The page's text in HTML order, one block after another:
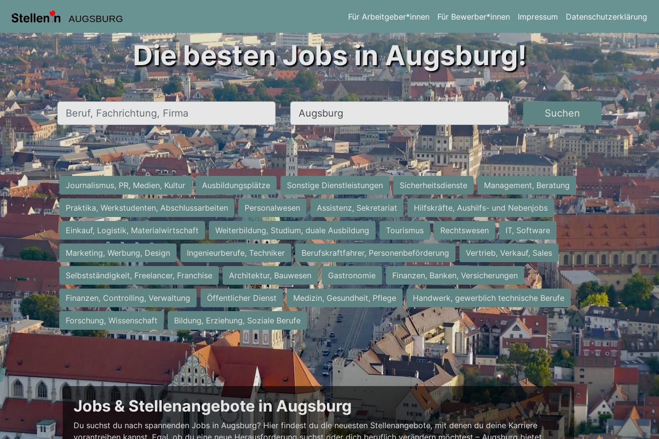
AUGSBURG Für Arbeitgeber*innen Für Bewerber*innen Impressum Datenschutzerklärung
Die besten Jobs in Augsburg!
Beruf, Fachrichtung, Firma Ort, Stadt Suchen
Journalismus, PR, Medien, Kultur Ausbildungsplätze Sonstige Dienstleistungen Sicherheitsdienste Management, Beratung
Praktika, Werkstudenten, Abschlussarbeiten Personalwesen Assistenz, Sekretariat Hilfskräfte, Aushilfs- und Nebenjobs
Einkauf, Logistik, Materialwirtschaft Weiterbildung, Studium, duale Ausbildung Tourismus Rechtswesen IT, Software
Marketing, Werbung, Design Ingenieurberufe, Techniker Berufskraftfahrer, Personenbeförderung Vertrieb, Verkauf, Sales
Selbstständigkeit, Freelancer, Franchise Architektur, Bauwesen Gastronomie Finanzen, Banken, Versicherungen
Finanzen, Controlling, Verwaltung Öffentlicher Dienst Medizin, Gesundheit, Pflege Handwerk, gewerblich technische Berufe
Forschung, Wissenschaft Bildung, Erziehung, Soziale Berufe
Jobs & Stellenangebote in Augsburg
Du suchst du nach spannenden Jobs in Augsburg? Hier findest du die neuesten Stellenangebote, mit denen du deine Karriere